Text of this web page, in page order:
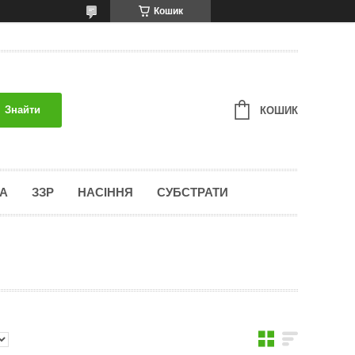
Кошик
Знайти КОШИК
ЗЗР НАСІННЯ СУБСТРАТИ